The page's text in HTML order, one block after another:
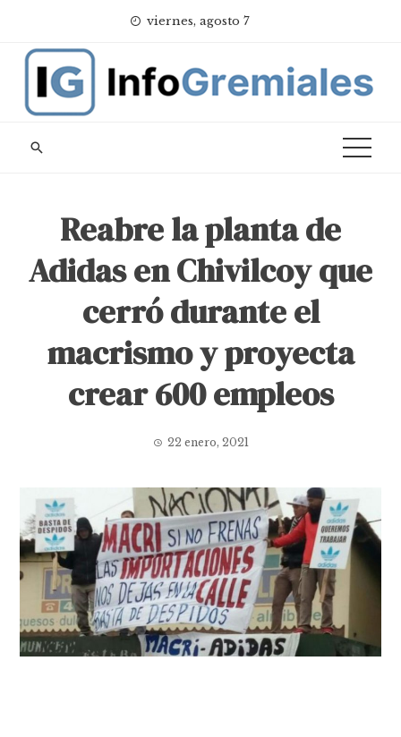
content
viernes, agosto 7
Reabre la planta de
Adidas en Chivilcoy que
cerró durante el
macrismo y proyecta
crear 600 empleos
22 enero, 2021